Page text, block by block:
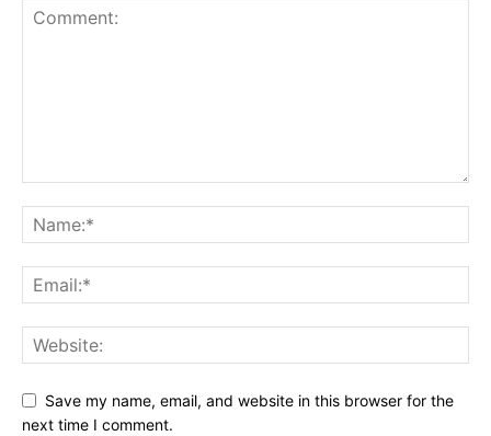
Save my name, email, and website in this browser for the
next time I comment.